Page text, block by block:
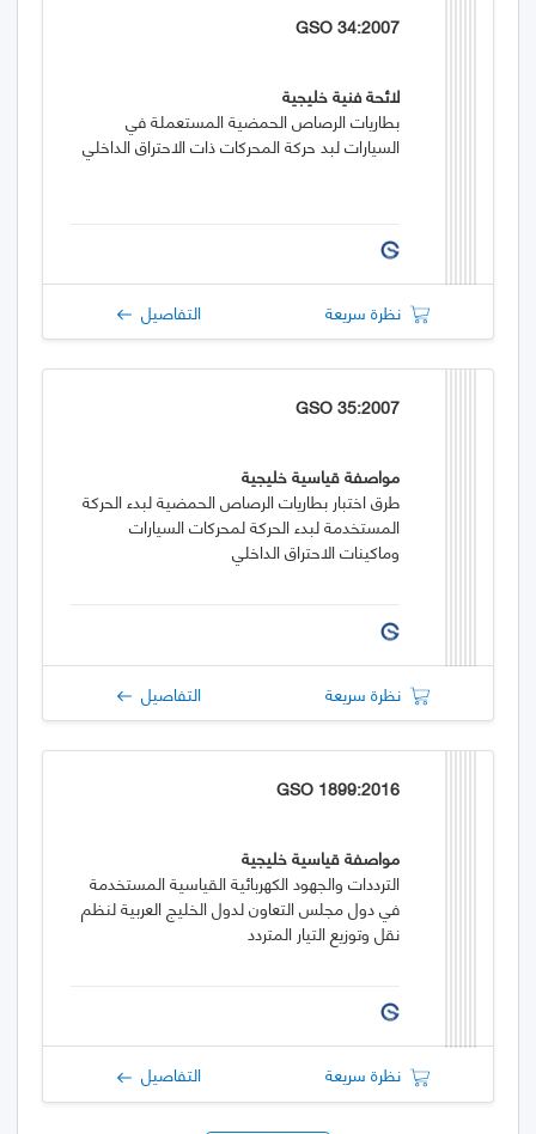
GSO 34:2007
لائحة فنية خليجية
بطاريات الرصاص الحمضية المستعملة في
السيارات لبد حركة المحركات ذات الاحتراق الداخلي
نظرة سريعة التفاصيل
GSO 35:2007
مواصفة قياسية خليجية
طرق اختبار بطاريات الرصاص الحمضية لبدء الحركة
المستخدمة لبدء الحركة لمحركات السيارات
وماكينات الاحتراق الداخلي
نظرة سريعة التفاصيل
GSO 1899:2016
مواصفة قياسية خليجية
الترددات والجهود الكهربائية القياسية المستخدمة
في دول مجلس التعاون لدول الخليج العربية لنظم
نقل وتوزيع التيار المتردد
نظرة سريعة التفاصيل